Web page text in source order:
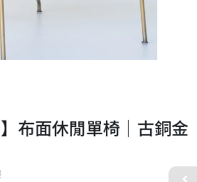
布面休閒單椅｜古銅金